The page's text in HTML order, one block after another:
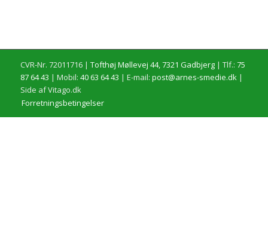
CVR-Nr. 72011716 | Tofthøj Møllevej 44, 7321 Gadbjerg| Tlf.: 75
87 64 43 | Mobil: 40 63 64 43 | E-mail: post@arnes-smedie.dk|
Side af Vitago.dk
Forretningsbetingelser